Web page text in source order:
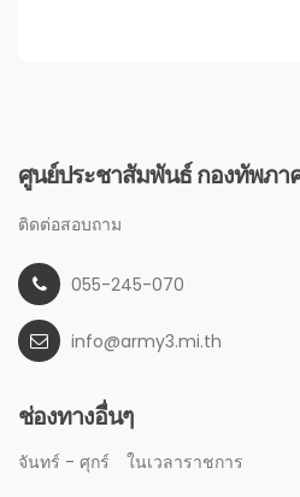
ศูนย์ประชาสัมพันธ์ กองทัพภา
ติดต่อสอบถาม
055-245-070
info@army3.mi.th
ช่องทางอื่นๆ
จันทร์ - ศุกร์ ในเวลาราชการ